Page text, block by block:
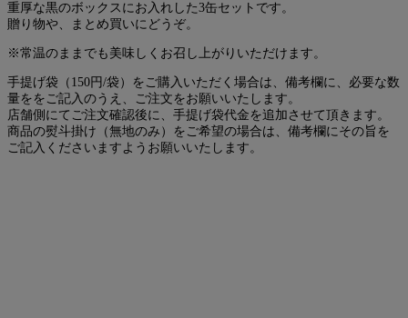
重厚な黒のボックスにお入れした3缶セットです。
贈り物や、まとめ買いにどうぞ。
※常温のままでも美味しくお召し上がりいただけます。
手提げ袋（150円/袋）をご購入いただく場合は、備考欄に、必要な数
量ををご記入のうえ、ご注文をお願いいたします。
店舗側にてご注文確認後に、手提げ袋代金を追加させて頂きます。
商品の熨斗掛け（無地のみ）をご希望の場合は、備考欄にその旨を
ご記入くださいますようお願いいたします。